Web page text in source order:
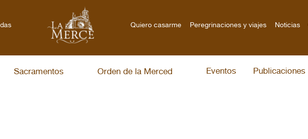
Quiero casarme Peregrinaciones y viajes Noticias
Sacramentos Orden de la Merced Eventos Publicaciones